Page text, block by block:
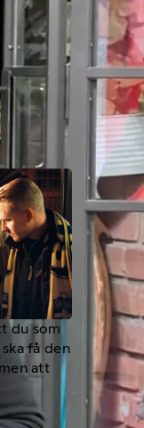
du som
få den
att